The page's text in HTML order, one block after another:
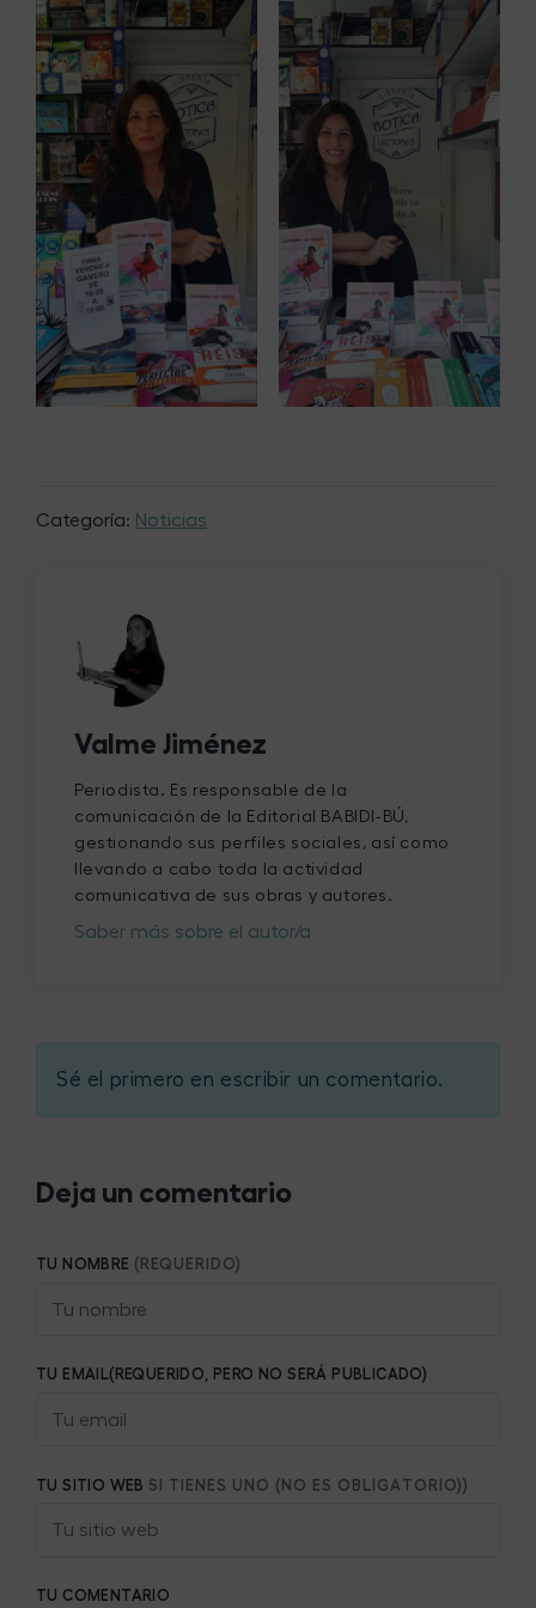
Categoría: Noticias
Valme Jiménez
Periodista. Es responsable de la
comunicación de la Editorial BABIDI-BÚ,
gestionando sus perfiles sociales, así como
llevando a cabo toda la actividad
comunicativa de sus obras y autores.
Saber más sobre el autor/a
Sé el primero en escribir un comentario.
Deja un comentario
TU NOMBRE (REQUERIDO)
TU EMAIL(REQUERIDO, PERO NO SERÁ PUBLICADO)
TU SITIO WEB SI TIENES UNO (NO ES OBLIGATORIO))
TU COMENTARIO